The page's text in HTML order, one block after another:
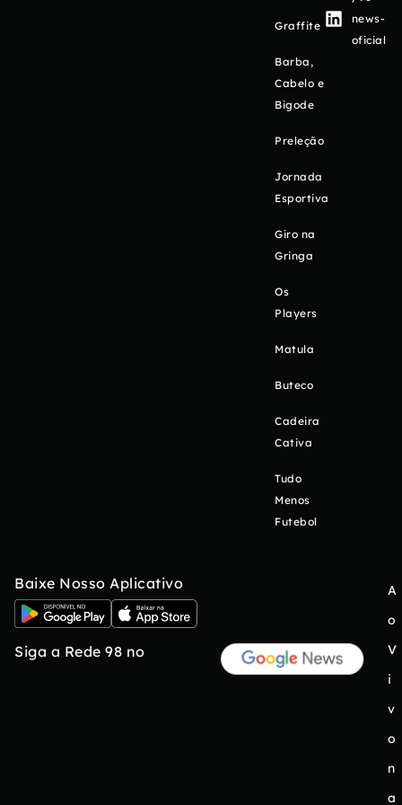
Graffite
Barba,
Cabelo e
Bigode
Preleção
Jornada
Esportiva
Giro na
Gringa
Os
Players
Matula
Buteco
Cadeira
Cativa
Tudo
Menos
Futebol
news-
oficial
Baixe Nosso Aplicativo
Siga a Rede 98 no
A
o
V
i
v
o
n
a